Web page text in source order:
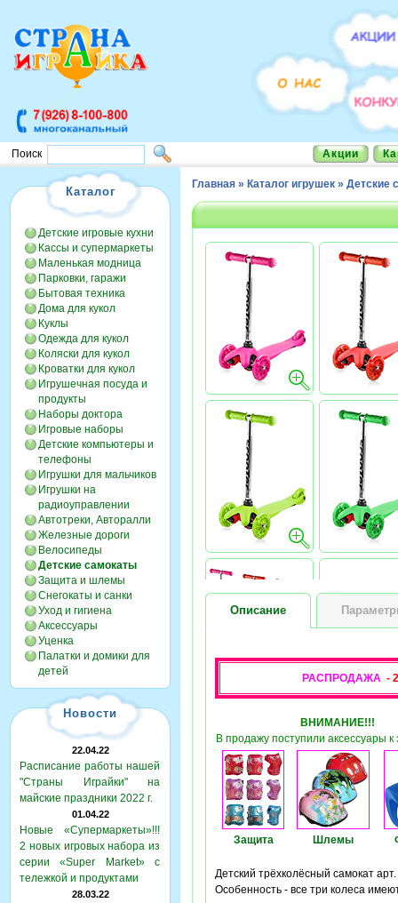
Поиск Акции
Каталог
Детские игровые кухни
Кассы и супермаркеты
Маленькая модница
Парковки, гаражи
Бытовая техника
Дома для кукол
Куклы
Одежда для кукол
Коляски для кукол
Кроватки для кукол
Игрушечная посуда и
продукты
Наборы доктора
Игровые наборы
Детские компьютеры и
телефоны
Игрушки для мальчиков
Игрушки на
радиоуправлении
Автотреки, Авторалли
Железные дороги
Велосипеды
Детские самокаты
Защита и шлемы
Снегокаты и санки
Уход и гигиена
Аксессуары
Уценка
Палатки и домики для
детей
Новости
22.04.22
Расписание работы нашей
"Страны Играйки" на
майские праздники 2022 г.
01.04.22
Новые «Супермаркеты»!!!
2 новых игровых набора из
серии «Super Market» с
тележкой и продуктами
28.03.22
Главная » Каталог игрушек » Детские
Описание
РАСПРОДАЖА -
ВНИМАНИЕ!!!
В продажу поступили аксессуары к
Защита Шлемы
Детский трёхколёсный самокат
Особенность - все три колеса